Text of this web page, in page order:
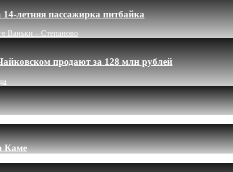
летняя пассажирка питбайка
Ваньки – Степаново
продают за 128 млн рублей
Каме